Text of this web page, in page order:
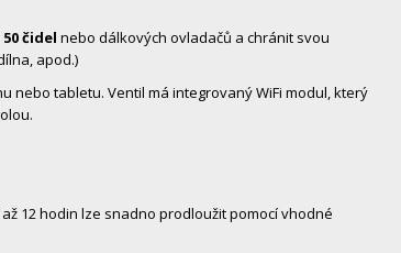
50 čidel nebo dálkových ovladačů a chránit svou
apod.)
tabletu. Ventil má integrovaný WiFi modul, který
12 hodin lze snadno prodloužit pomocí vhodné